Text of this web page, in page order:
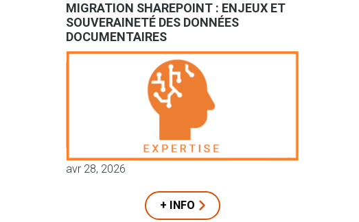
MIGRATION SHAREPOINT : ENJEUX ET
SOUVERAINETÉ DES DONNÉES
DOCUMENTAIRES
avr 28, 2026
+ INFO